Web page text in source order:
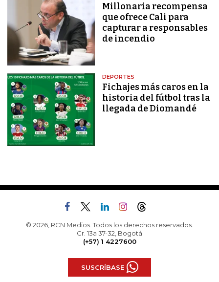
Millonaria recompensa
que ofrece Cali para
capturar a responsables
de incendio
DEPORTES
Fichajes más caros en la
historia del fútbol tras la
llegada de Diomandé
© 2026, RCN Medios. Todos los derechos reservados.
Cr. 13a 37-32, Bogotá
(+57) 1 4227600
SUSCRÍBASE